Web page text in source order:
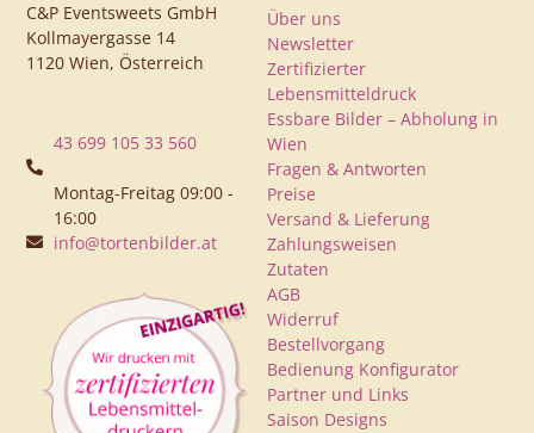
C&P Eventsweets GmbH
Kollmayergasse 14
1120 Wien, Österreich
43 699 105 33 560
Montag-Freitag 09:00 -
16:00
info@tortenbilder.at
Über uns
Newsletter
Zertifizierter
Lebensmitteldruck
Essbare Bilder – Abholung in
Wien
Fragen & Antworten
Preise
Versand & Lieferung
Zahlungsweisen
Zutaten
AGB
Widerruf
Bestellvorgang
Bedienung Konfigurator
Partner und Links
Saison Designs